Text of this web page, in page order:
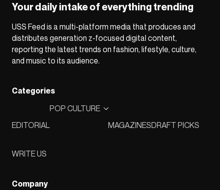
Your daily intake of everything trending
USS Feed is a multi-platform media that produces and
distributes generation z-focused digital content,
reporting the latest trends on fashion, lifestyle, culture,
and music to its audience.
Categories
EDITORIAL
POP CULTURE
MAGAZINESDRAFT PICKS
WRITE US
Company